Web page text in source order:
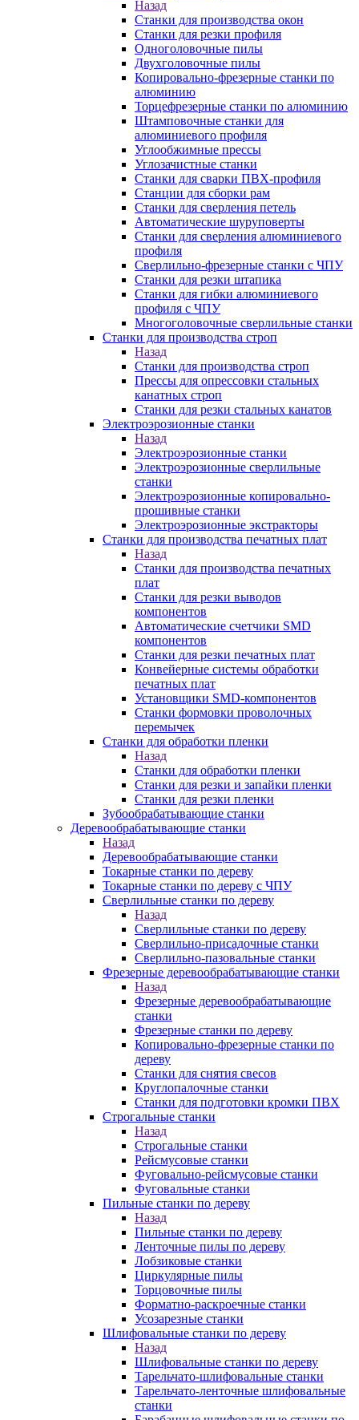
Назад
Станки для производства окон
Станки для резки профиля
Одноголовочные пилы
Двухголовочные пилы
Копировально-фрезерные станки по
алюминию
Торцефрезерные станки по алюминию
Штамповочные станки для
алюминиевого профиля
Углообжимные прессы
Углозачистные станки
Станки для сварки ПВХ-профиля
Станции для сборки рам
Станки для сверления петель
Автоматические шуруповерты
Станки для сверления алюминиевого
профиля
Сверлильно-фрезерные станки с ЧПУ
Станки для резки штапика
Станки для гибки алюминиевого
профиля с ЧПУ
Многоголовочные сверлильные станки
Станки для производства строп
Назад
Станки для производства строп
Прессы для опрессовки стальных
канатных строп
Станки для резки стальных канатов
Электроэрозионные станки
Назад
Электроэрозионные станки
Электроэрозионные сверлильные
станки
Электроэрозионные копировально-
прошивные станки
Электроэрозионные экстракторы
Станки для производства печатных плат
Назад
Станки для производства печатных
плат
Станки для резки выводов
компонентов
Автоматические счетчики SMD
компонентов
Станки для резки печатных плат
Конвейерные системы обработки
печатных плат
Установщики SMD-компонентов
Станки формовки проволочных
перемычек
Станки для обработки пленки
Назад
Станки для обработки пленки
Станки для резки и запайки пленки
Станки для резки пленки
Зубообрабатывающие станки
Деревообрабатывающие станки
Назад
Деревообрабатывающие станки
Токарные станки по дереву
Токарные станки по дереву с ЧПУ
Сверлильные станки по дереву
Назад
Сверлильные станки по дереву
Сверлильно-присадочные станки
Сверлильно-пазовальные станки
Фрезерные деревообрабатывающие станки
Назад
Фрезерные деревообрабатывающие
станки
Фрезерные станки по дереву
Копировально-фрезерные станки по
дереву
Станки для снятия свесов
Круглопалочные станки
Станки для подготовки кромки ПВХ
Строгальные станки
Назад
Строгальные станки
Рейсмусовые станки
Фуговально-рейсмусовые станки
Фуговальные станки
Пильные станки по дереву
Назад
Пильные станки по дереву
Ленточные пилы по дереву
Лобзиковые станки
Циркулярные пилы
Торцовочные пилы
Форматно-раскроечные станки
Усозарезные станки
Шлифовальные станки по дереву
Назад
Шлифовальные станки по дереву
Тарельчато-шлифовальные станки
Тарельчато-ленточные шлифовальные
станки